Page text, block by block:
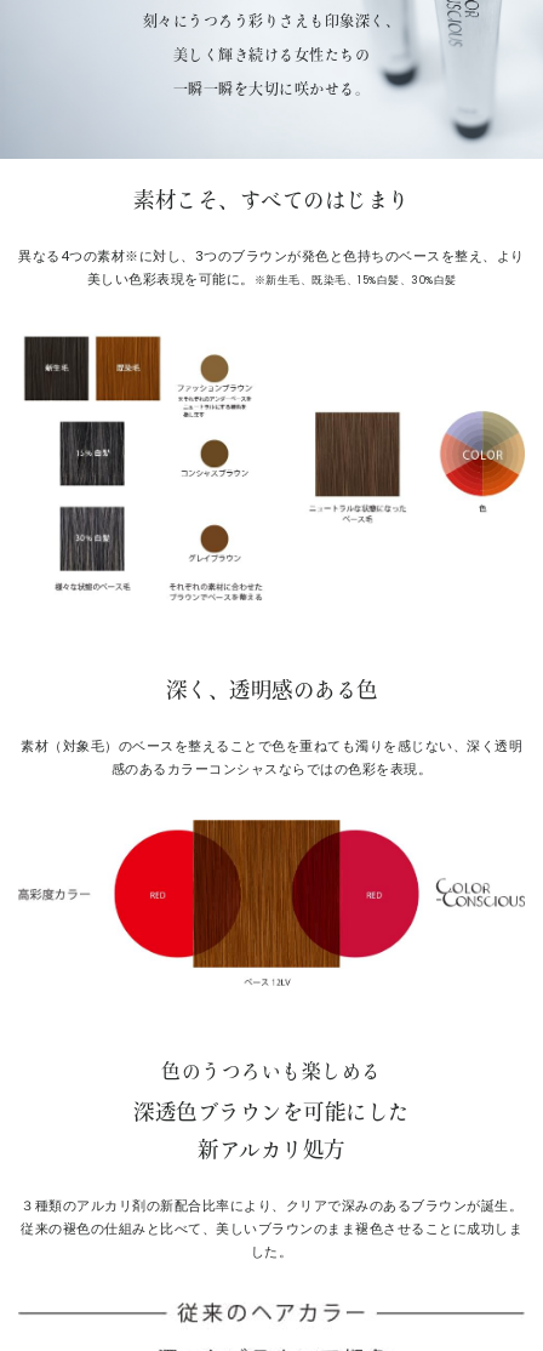
刻々にうつろう彩りさえも印象深く、
美しく輝き続ける女性たちの
一瞬一瞬を大切に咲かせる。
素材こそ、すべてのはじまり
異なる4つの素材※に対し、3つのブラウンが発色と色持ちのベースを整え、 より
美しい色彩表現を可能に。
※新生毛、既染毛、15%白髪、30%白髪
深く、透明感のある色
素材（対象毛）のベースを整えることで色を重ねても濁りを感じない、 深く透明
感のあるカラーコンシャスならではの色彩を表現。
色のうつろいも楽しめる
深透色ブラウンを可能にした
新アルカリ処方
３種類のアルカリ剤の新配合比率により、クリアで深みのあるブラウンが誕生。
従来の褪色の仕組みと比べて、美しいブラウンのまま褪色させることに成功しま
した。